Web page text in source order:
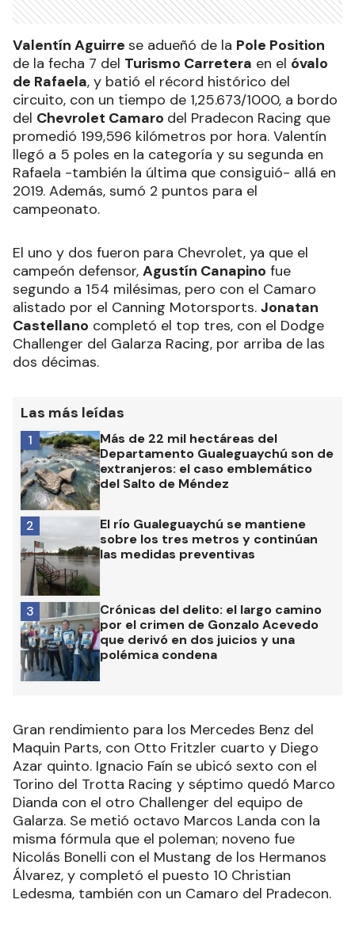
Valentín Aguirre se adueñó de la Pole Position
de la fecha 7 del Turismo Carretera en el óvalo
de Rafaela, y batió el récord histórico del
circuito, con un tiempo de 1,25.673/1000, a bordo
del Chevrolet Camaro del Pradecon Racing que
promedió 199,596 kilómetros por hora. Valentín
llegó a 5 poles en la categoría y su segunda en
Rafaela -también la última que consiguió- allá en
2019. Además, sumó 2 puntos para el
campeonato.
El uno y dos fueron para Chevrolet, ya que el
campeón defensor, Agustín Canapino fue
segundo a 154 milésimas, pero con el Camaro
alistado por el Canning Motorsports. Jonatan
Castellano completó el top tres, con el Dodge
Challenger del Galarza Racing, por arriba de las
dos décimas.
Las más leídas
Más de 22 mil hectáreas del
Departamento Gualeguaychú son de
extranjeros: el caso emblemático
del Salto de Méndez
1
El río Gualeguaychú se mantiene
sobre los tres metros y continúan
las medidas preventivas
2
Crónicas del delito: el largo camino
por el crimen de Gonzalo Acevedo
que derivó en dos juicios y una
polémica condena
3
Gran rendimiento para los Mercedes Benz del
Maquin Parts, con Otto Fritzler cuarto y Diego
Azar quinto. Ignacio Faín se ubicó sexto con el
Torino del Trotta Racing y séptimo quedó Marco
Dianda con el otro Challenger del equipo de
Galarza. Se metió octavo Marcos Landa con la
misma fórmula que el poleman; noveno fue
Nicolás Bonelli con el Mustang de los Hermanos
Álvarez, y completó el puesto 10 Christian
Ledesma, también con un Camaro del Pradecon.